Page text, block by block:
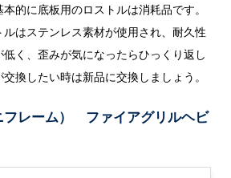
的に底板用のロストルは消耗品です。
はステンレス素材が使用され、耐久性
く、歪みが気になったらひっくり返し
換したい時は新品に交換しましょう。
フレーム） ファイアグリルヘビ